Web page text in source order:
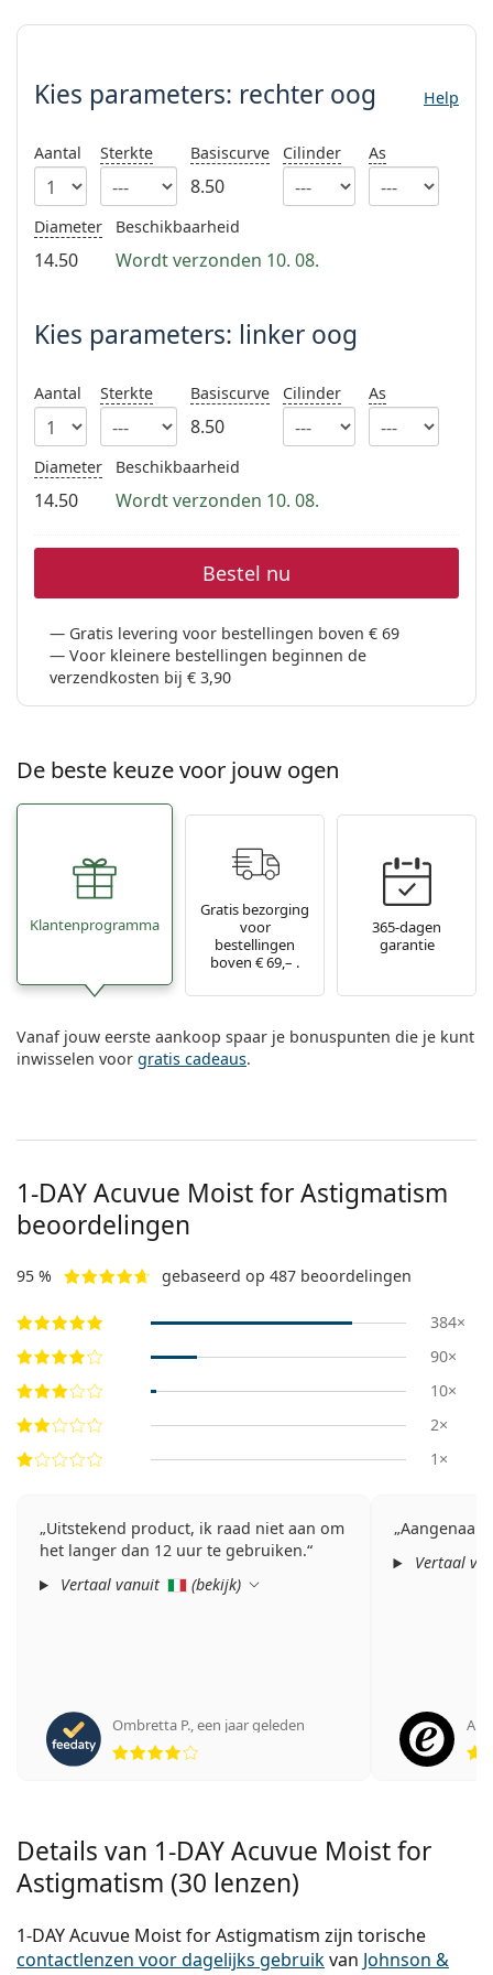
Prada
Kies parameters:
Kies parameters: rechter oog Help
Aantal Sterkte Basiscurve
8.50
Cilinder As
Diameter
14.50
Beschikbaarheid
Wordt verzonden 10. 08.
Kies parameters: linker oog
Aantal Sterkte Basiscurve
8.50
Cilinder As
Diameter
14.50
Beschikbaarheid
Wordt verzonden 10. 08.
Bestel nu
Gratis levering voor bestellingen boven € 69
Voor kleinere bestellingen beginnen de
verzendkosten bij € 3,90
De beste keuze voor jouw ogen
Klantenprogramma
Gratis bezorging
voor
bestellingen
boven € 69,– .
365-dagen
garantie
Vanaf jouw eerste aankoop spaar je bonuspunten die je kunt
inwisselen voor gratis cadeaus.
1-DAY Acuvue Moist for Astigmatism
beoordelingen
95 % gebaseerd op 487 beoordelingen
384×
90×
10×
2×
1×
Uitstekend product, ik raad niet aan om
het langer dan 12 uur te gebruiken.
Vertaal vanuit
(bekijk)
Ombretta P.,een jaar geleden
Beoordeling 4 van 5
Vertaal
Details van 1-DAY Acuvue Moist for
Astigmatism (30 lenzen)
1-DAY Acuvue Moist for Astigmatism zijn torische
contactlenzen voor dagelijks gebruikvan Johnson &